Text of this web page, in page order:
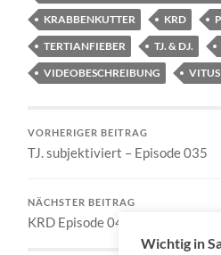
KRABBENKUTTER
KRD
TERTIANFIEBER
TJ. & DJ.
VIDEOBESCHREIBUNG
VORHERIGER BEITRAG
TJ. subjektiviert – Episode 035
NÄCHSTER BEITRAG
KRD Episode 045
Wichtig in